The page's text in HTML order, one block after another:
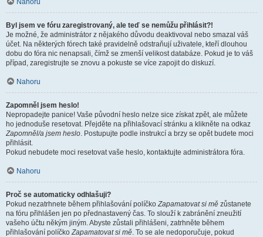
Nahoru
Byl jsem ve fóru zaregistrovaný, ale teď se nemůžu přihlásit?!
Je možné, že administrátor z nějakého důvodu deaktivoval nebo smazal váš
účet. Na některých fórech také pravidelně odstraňují uživatele, kteří dlouhou
dobu do fóra nic nenapsali, čímž se zmenší velikost databáze. Pokud je to váš
případ, zaregistrujte se znovu a pokuste se více zapojit do diskuzí.
Nahoru
Zapomněl jsem heslo!
Nepropadejte panice! Vaše původní heslo nelze sice získat zpět, ale můžete
ho jednoduše resetovat. Přejděte na přihlašovací stránku a klikněte na odkaz
Zapomněl/a jsem heslo. Postupujte podle instrukcí a brzy se opět budete moci
přihlásit.
Pokud nebudete moci resetovat vaše heslo, kontaktujte administrátora fóra.
Nahoru
Proč se automaticky odhlašuji?
Pokud nezatrhnete během přihlašování políčkoZapamatovat si mě zůstanete
na fóru přihlášen jen po přednastavený čas. To slouží k zabránění zneužití
vašeho účtu někým jiným. Abyste zůstali přihlášeni, zatrhněte během
přihlašování políčkoZapamatovat si mě. To se ale nedoporučuje, pokud